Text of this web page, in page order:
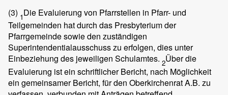
(3) 1Die Evaluierung von Pfarrstellen in Pfarr- und
Teilgemeinden hat durch das Presbyterium der
Pfarrgemeinde sowie den zuständigen
Superintendentialausschuss zu erfolgen, dies unter
Einbeziehung des jeweiligen Schulamtes. 2Über die
Evaluierung ist ein schriftlicher Bericht, nach Möglichkeit
ein gemeinsamer Bericht, für den Oberkirchenrat A.B. zu